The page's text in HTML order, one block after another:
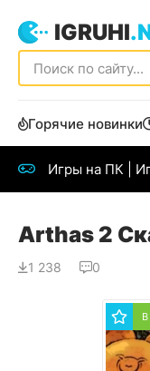
IGRUHI
Горячие новинки
Игры на ПК |
Arthas 2
1 238 0